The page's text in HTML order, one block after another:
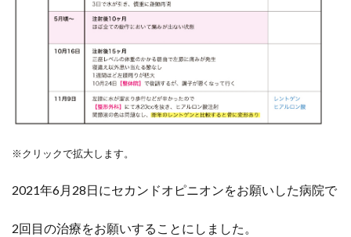
※クリックで拡大します。
2021年6月28日にセカンドオピニオンをお願いした病院で
2回目の治療をお願いすることにしました。